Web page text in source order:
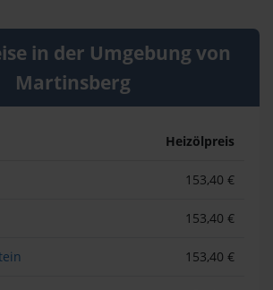
in der Umgebung von
Martinsberg
Heizölpreis
153,40 €
153,40 €
153,40 €